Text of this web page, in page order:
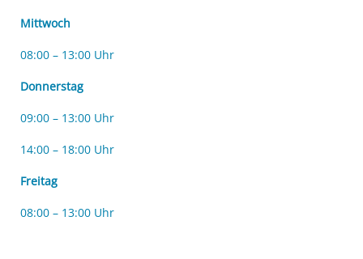
Mittwoch
08:00 – 13:00 Uhr
Donnerstag
09:00 – 13:00 Uhr
14:00 – 18:00 Uhr
Freitag
08:00 – 13:00 Uhr